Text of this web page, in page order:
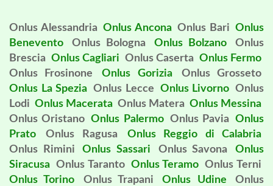
Onlus Alessandria Onlus Ancona Onlus Bari Onlus
Benevento
Onlus Bologna Onlus Bolzano
Onlus
Brescia Onlus Cagliari Onlus Caserta Onlus Fermo
Onlus Frosinone
Onlus Gorizia
Onlus Grosseto
Onlus La Spezia Onlus Lecce Onlus Livorno Onlus
Lodi Onlus Macerata Onlus Matera Onlus Messina
Onlus Oristano Onlus Palermo Onlus Pavia
Onlus
Prato
Onlus Ragusa
Onlus Reggio di Calabria
Onlus Rimini
Onlus Sassari Onlus Savona
Onlus
Siracusa Onlus Taranto Onlus Teramo Onlus Terni
Onlus Torino
Onlus Trapani Onlus Udine
Onlus